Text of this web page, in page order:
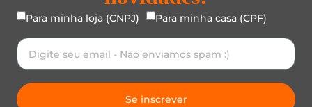
Para minha loja (CNPJ) Para minha casa (CPF)
Se inscrever